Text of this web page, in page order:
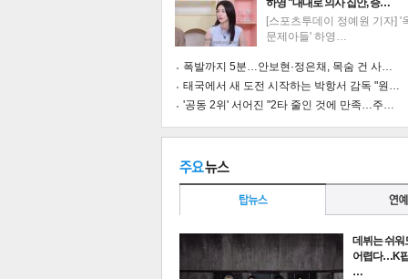
하영 "대대로 의사 집안, 증…
[스포츠투데이 정예원 기자] '
문제아들' 하영…
폭발까지 5분…안보현·정은채, 목숨 건 사…
태국에서 새 도전 시작하는 박항서 감독 "원…
'공동 2위' 서어진 "2타 줄인 것에 만족…주…
데뷔는 쉬워
어렵다…K
…